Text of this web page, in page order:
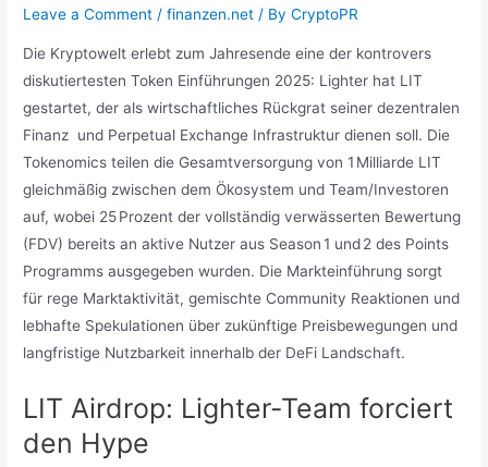
Leave a Comment /finanzen.net / ByCryptoPR
Die Kryptowelt erlebt zum Jahresende eine der kontrovers
diskutiertesten Token Einführungen 2025: Lighter hat LIT
gestartet, der als wirtschaftliches Rückgrat seiner dezentralen
Finanz und Perpetual Exchange Infrastruktur dienen soll. Die
Tokenomics teilen die Gesamtversorgung von 1 Milliarde LIT
gleichmäßig zwischen dem Ökosystem und Team/Investoren
auf, wobei 25 Prozent der vollständig verwässerten Bewertung
(FDV) bereits an aktive Nutzer aus Season 1 und 2 des Points
Programms ausgegeben wurden. Die Markteinführung sorgt
für rege Marktaktivität, gemischte Community Reaktionen und
lebhafte Spekulationen über zukünftige Preisbewegungen und
langfristige Nutzbarkeit innerhalb der DeFi Landschaft.
LIT Airdrop: Lighter-Team forciert
den Hype